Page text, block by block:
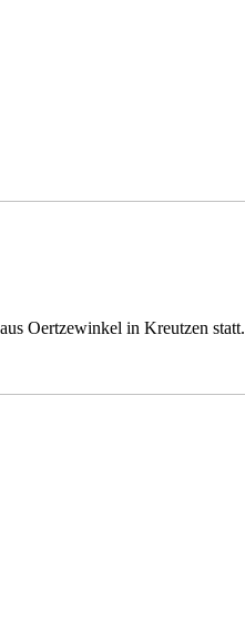
Oertzewinkel in Kreutzen statt.